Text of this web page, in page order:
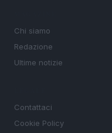
Chi siamo
Redazione
Ultime notizie
Contattaci
Cookie Policy